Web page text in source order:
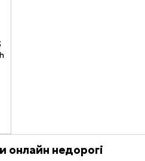
онлайн недорогі